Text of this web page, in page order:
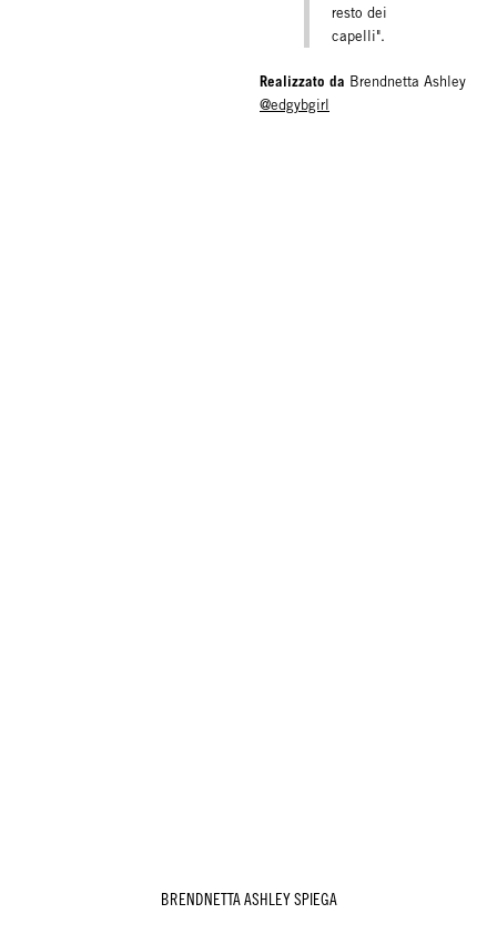
resto dei
capelli".
Realizzato da Brendnetta Ashley
@edgybgirl
BRENDNETTA ASHLEY SPIEGA